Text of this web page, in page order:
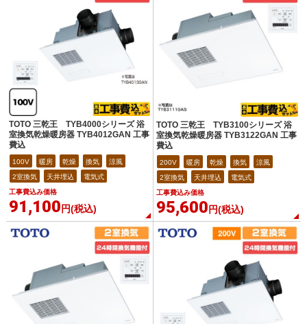
TOTO 三乾王 TYB4000シリーズ 浴
室換気乾燥暖房器 TYB4012GAN 工事
費込
100V 暖房 乾燥 換気
涼風
2室換気
天井埋込
電気式
工事費込み価格
91,100円(税込)
TOTO 三乾王 TYB3100シリーズ 浴
室換気乾燥暖房器 TYB3122GAN 工事
費込
200V 暖房 乾燥 換気
涼風
2室換気
天井埋込
電気式
工事費込み価格
95,600円(税込)